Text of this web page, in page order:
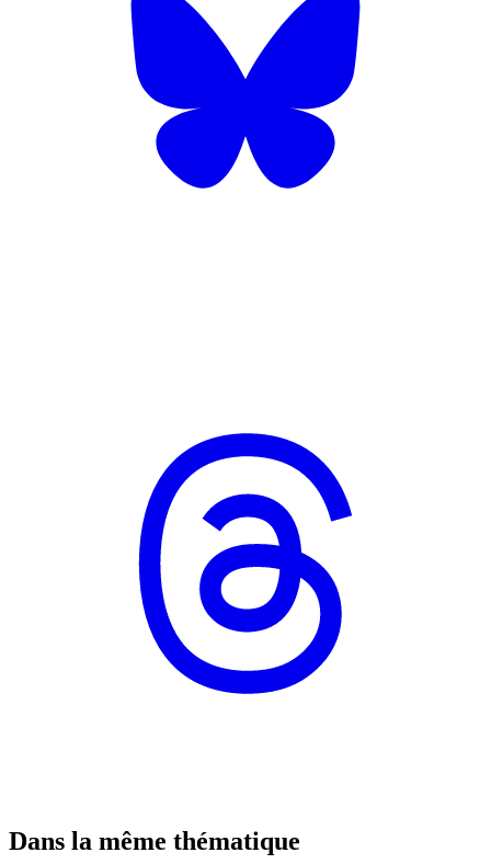
Dans la même thématique